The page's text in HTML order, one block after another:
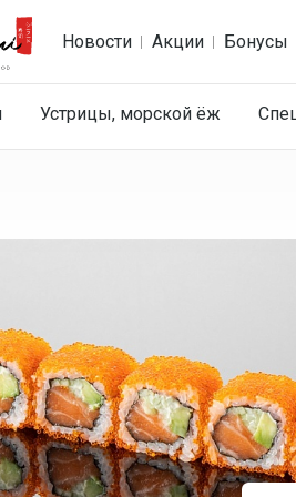
Новости Акции Бонусы
Устрицы, морской ёж